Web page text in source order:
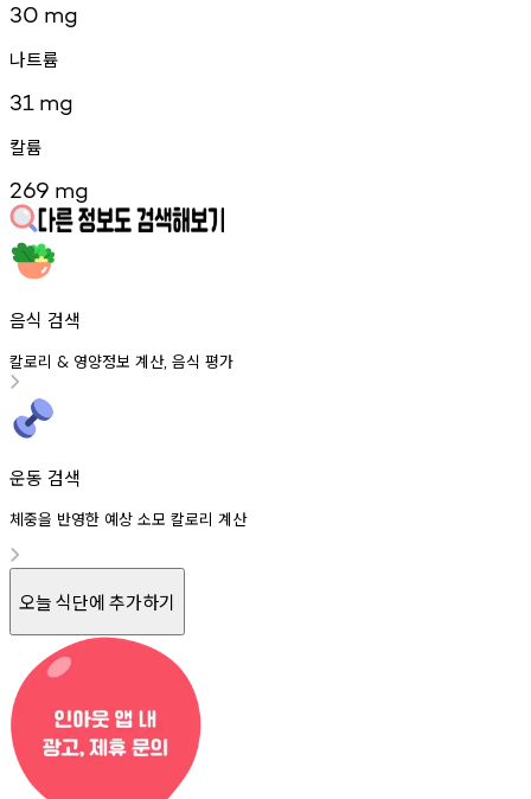
30 mg
나트륨
31 mg
칼륨
269 mg
음식 검색
칼로리 & 영양정보 계산, 음식 평가
운동 검색
체중을 반영한 예상 소모 칼로리 계산
오늘 식단에 추가하기